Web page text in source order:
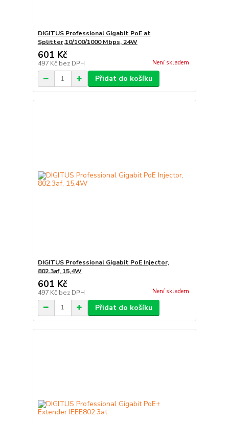
DIGITUS Professional Gigabit PoE at
Splitter,10/100/1000 Mbps, 24W
601 Kč
497 Kč bez DPH Není skladem
Přidat do košíku
DIGITUS Professional Gigabit PoE Injector,
802.3af, 15,4W
601 Kč
497 Kč bez DPH Není skladem
Přidat do košíku